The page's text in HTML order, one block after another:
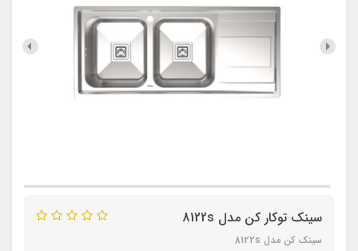
سینک توکار کن مدل 8122s
سینک کن مدل 8122s